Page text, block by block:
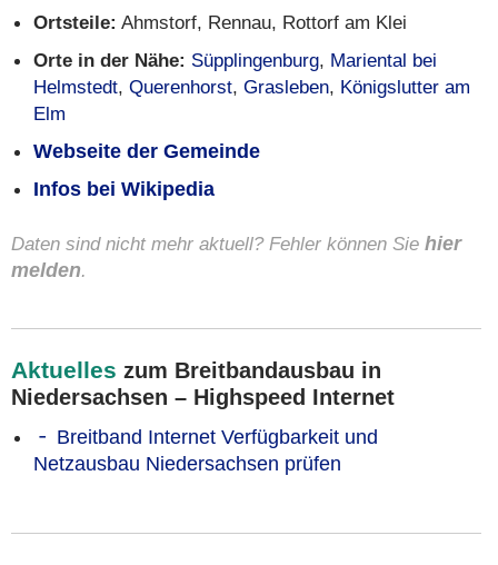
Ortsteile: Ahmstorf, Rennau, Rottorf am Klei
Orte in der Nähe: Süpplingenburg, Mariental bei
Helmstedt, Querenhorst, Grasleben, Königslutter am
Elm
Webseite der Gemeinde
Infos bei Wikipedia
Daten sind nicht mehr aktuell? Fehler können Sie hier
melden.
Aktuelles zum Breitbandausbau in
Niedersachsen – Highspeed Internet
Breitband Internet Verfügbarkeit und
Netzausbau Niedersachsen prüfen